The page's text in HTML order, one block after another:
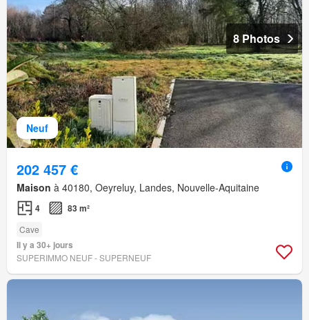
Neuf
8 Photos
202 457 €
Maison à 40180, Oeyreluy, Landes, Nouvelle-Aquitaine
4 83 m²
Cave
Il y a 30+ jours
SUPERIMMO NEUF - SUPERNEUF